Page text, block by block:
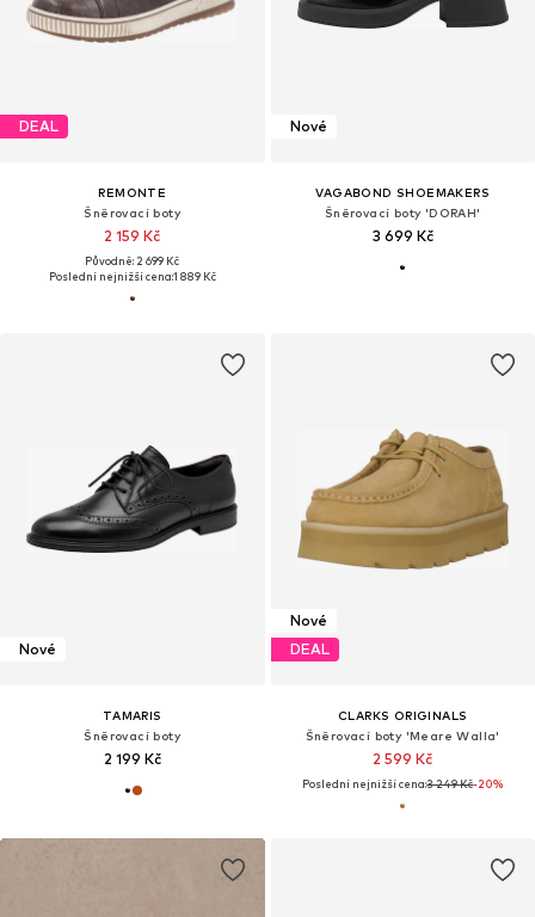
DEAL
REMONTE
Šněrovací boty
2 159 Kč
Původně: 2 699 Kč
Poslední nejnižší cena:1 889 Kč
Nové
VAGABOND SHOEMAKERS
Šněrovací boty 'DORAH'
3 699 Kč
Nové
TAMARIS
Šněrovací boty
2 199 Kč
Nové
DEAL
CLARKS ORIGINALS
Šněrovací boty 'Meare Walla'
2 599 Kč
Poslední nejnižší cena:3 249 Kč-20%